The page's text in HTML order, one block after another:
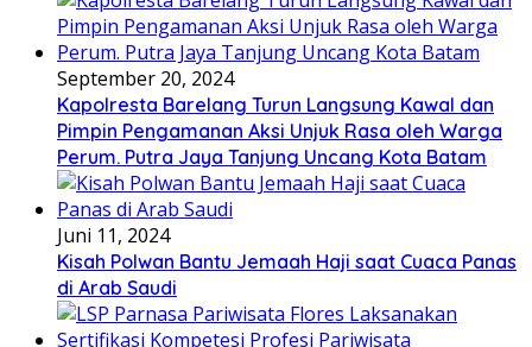
September 20, 2024
Kapolresta Barelang Turun Langsung Kawal dan
Pimpin Pengamanan Aksi Unjuk Rasa oleh Warga
Perum. Putra Jaya Tanjung Uncang Kota Batam
Juni 11, 2024
Kisah Polwan Bantu Jemaah Haji saat Cuaca Panas
di Arab Saudi